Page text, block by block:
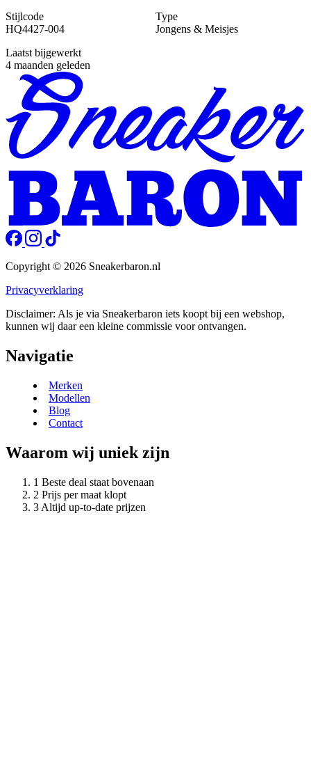
Stijlcode
HQ4427-004
Type
Jongens & Meisjes
Laatst bijgewerkt
4 maanden geleden
Copyright © 2026 Sneakerbaron.nl
Privacyverklaring
Disclaimer: Als je via Sneakerbaron iets koopt bij een webshop,
kunnen wij daar een kleine commissie voor ontvangen.
Navigatie
Merken
Modellen
Blog
Contact
Waarom wij uniek zijn
Beste deal staat bovenaan
Prijs per maat klopt
Altijd up-to-date prijzen